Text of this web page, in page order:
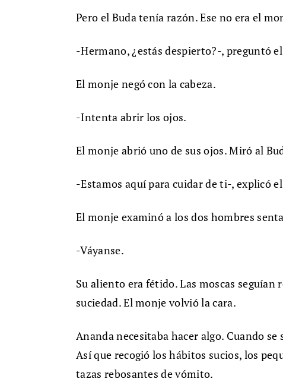
Pero el Buda tenía razón. Ese no era el
-Hermano, ¿estás despierto?-, preguntó
El monje negó con la cabeza.
-Intenta abrir los ojos.
El monje abrió uno de sus ojos. Miró al
-Estamos aquí para cuidar de ti-, explicó
El monje examinó a los dos hombres
-Váyanse.
Su aliento era fétido. Las moscas
suciedad. El monje volvió la cara.
Ananda necesitaba hacer algo. Cuando
Así que recogió los hábitos sucios, los
tazas rebosantes de vómito.